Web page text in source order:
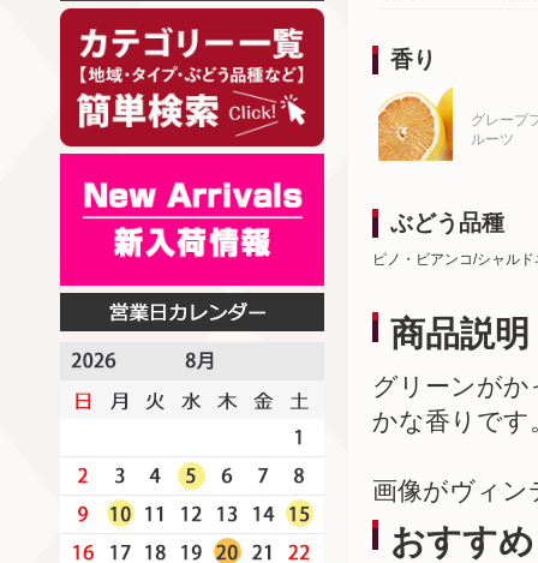
香り
グレープ
ルーツ
ぶどう品種
ピノ・ビアンコ/シャルド
商品説明
グリーンが
かな香りです
画像がヴィン
おすすめ